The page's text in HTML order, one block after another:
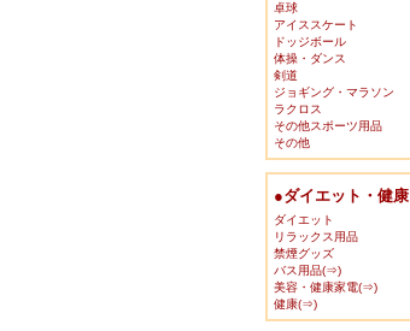
卓球
アイススケート
ドッジボール
体操・ダンス
剣道
ジョギング・マラソン
ラクロス
その他スポーツ用品
その他
●ダイエット・健康
ダイエット
リラックス用品
禁煙グッズ
バス用品(⇒)
美容・健康家電(⇒)
健康(⇒)